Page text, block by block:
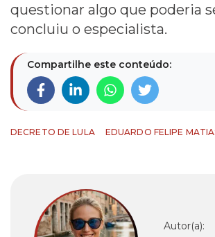
questionar algo que poderia
concluiu o especialista.
Compartilhe este conteúdo:
DECRETO DE LULA EDUARDO FELIPE
Autor(a):